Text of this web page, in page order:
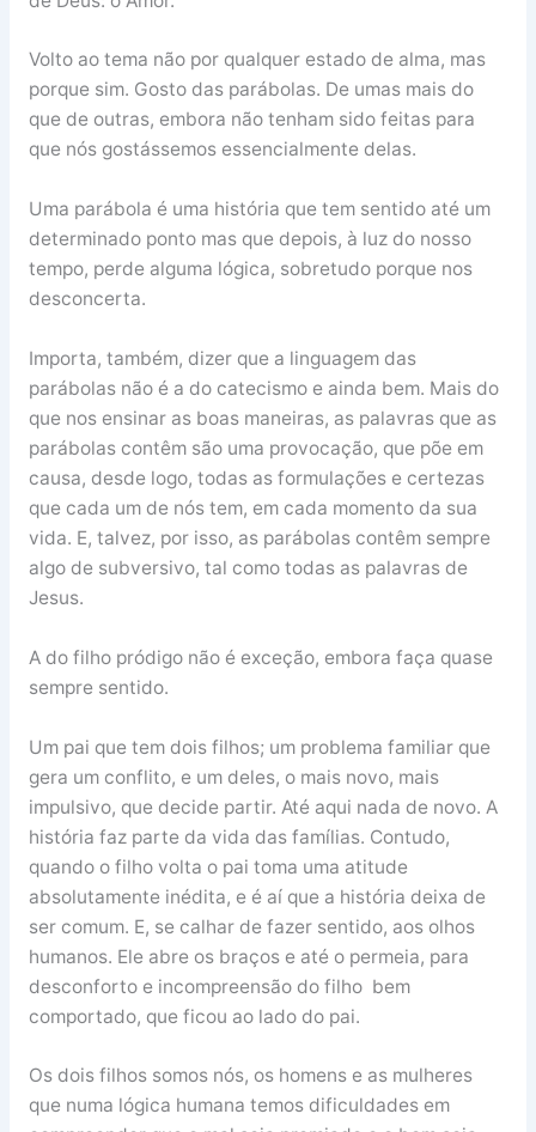
Volto ao tema não por qualquer estado de alma, mas
porque sim. Gosto das parábolas. De umas mais do
que de outras, embora não tenham sido feitas para
que nós gostássemos essencialmente delas.
Uma parábola é uma história que tem sentido até um
determinado ponto mas que depois, à luz do nosso
tempo, perde alguma lógica, sobretudo porque nos
desconcerta.
Importa, também, dizer que a linguagem das
parábolas não é a do catecismo e ainda bem. Mais do
que nos ensinar as boas maneiras, as palavras que as
parábolas contêm são uma provocação, que põe em
causa, desde logo, todas as formulações e certezas
que cada um de nós tem, em cada momento da sua
vida. E, talvez, por isso, as parábolas contêm sempre
algo de subversivo, tal como todas as palavras de
Jesus.
A do filho pródigo não é exceção, embora faça quase
sempre sentido.
Um pai que tem dois filhos; um problema familiar que
gera um conflito, e um deles, o mais novo, mais
impulsivo, que decide partir. Até aqui nada de novo. A
história faz parte da vida das famílias. Contudo,
quando o filho volta o pai toma uma atitude
absolutamente inédita, e é aí que a história deixa de
ser comum. E, se calhar de fazer sentido, aos olhos
humanos. Ele abre os braços e até o permeia, para
desconforto e incompreensão do filho bem
comportado, que ficou ao lado do pai.
Os dois filhos somos nós, os homens e as mulheres
que numa lógica humana temos dificuldades em